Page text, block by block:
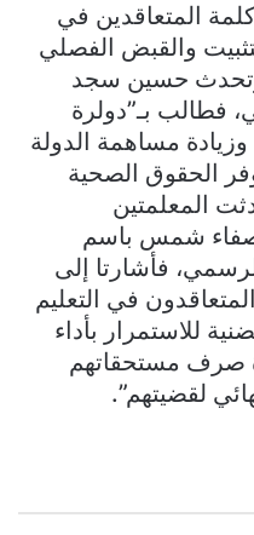
المتعاقدين في
والقبض الفصلي
وتحدث حسين سجد
فطالب بـ”دولرة
مساهمة الدولة
الحقوق الصحية
المعلمتين
شمس باسم
فأشارتا إلى
في التعليم
للاستمرار بأداء
صرف مستحقاتهم
لقضيتهم”.